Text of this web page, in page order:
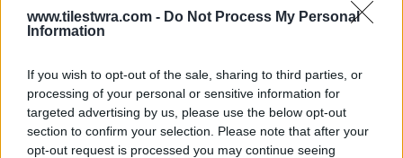
www.tilestwra.com - Do Not Process My Personal
Information
If you wish to opt-out of the sale, sharing to third parties, or
processing of your personal or sensitive information for
targeted advertising by us, please use the below opt-out
section to confirm your selection. Please note that after your
opt-out request is processed you may continue seeing